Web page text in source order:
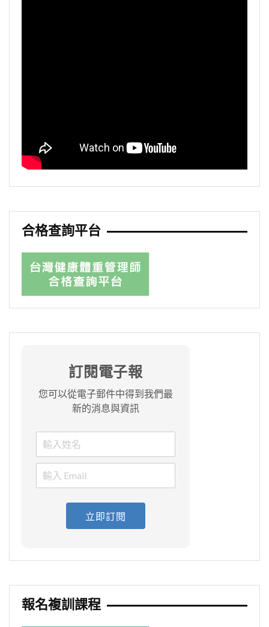
合格查詢平台
訂閱電子報
您可以從電子郵件中得到我們最
新的消息與資訊
立即訂閱
報名複訓課程